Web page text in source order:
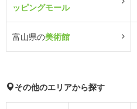
ッピングモール
富山県の美術館
その他のエリアから探す